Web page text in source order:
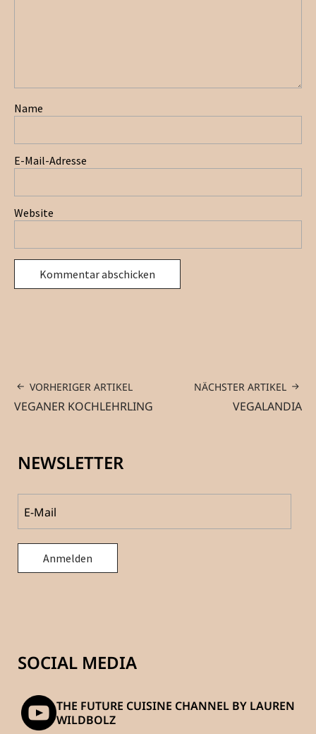
Name
E-Mail-Adresse
Website
VORHERIGER ARTIKEL
VEGANER KOCHLEHRLING
NÄCHSTER ARTIKEL
VEGALANDIA
NEWSLETTER
SOCIAL MEDIA
THE FUTURE CUISINE CHANNEL BY LAUREN
WILDBOLZ